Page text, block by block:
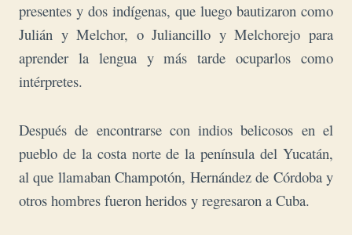
presentes y dos indígenas, que luego bautizaron como
Julián y Melchor, o Juliancillo y Melchorejo para
aprender la lengua y más tarde ocuparlos como
intérpretes.
Después de encontrarse con indios belicosos en el
pueblo de la costa norte de la península del Yucatán,
al que llamaban Champotón, Hernández de Córdoba y
otros hombres fueron heridos y regresaron a Cuba.